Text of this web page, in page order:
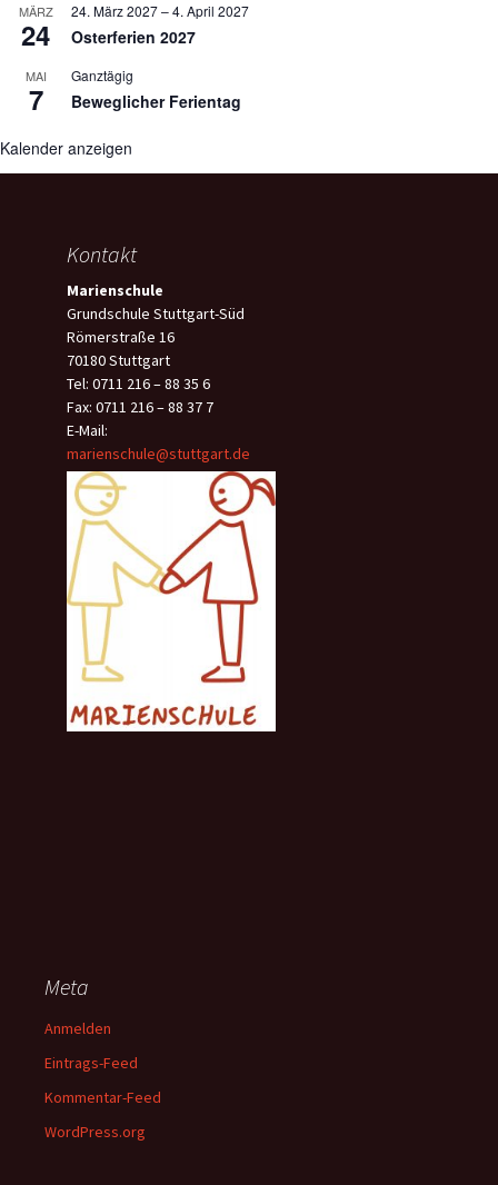
MÄRZ
24
24. März 2027–4. April 2027
Osterferien 2027
MAI
7
Ganztägig
Beweglicher Ferientag
Kalender anzeigen
Kontakt
Marienschule
Grundschule Stuttgart-Süd
Römerstraße 16
70180 Stuttgart
Tel: 0711 216 – 88 35 6
Fax: 0711 216 – 88 37 7
E-Mail:
marienschule@stuttgart.de
Meta
Anmelden
Eintrags-Feed
Kommentar-Feed
WordPress.org